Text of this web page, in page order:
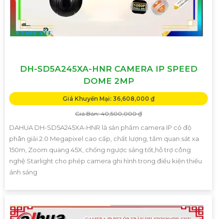
DH-SD5A245XA-HNR CAMERA IP SPEED
DOME 2MP
Giá Khuyến Mại: 36,608,000 ₫
Giá Bán: 40,500,000 ₫
DAHUA DH-SD5A245XA-HNR là sản phẩm camera IP có độ
phân giải 2.0 Megapixel cao cấp, chất lượng, tầm quan sát xa
150m, Zoom quang 45X, chống ngược sáng tốt,hỗ trợ công
nghệ Starlight cho phép camera ghi hình trong điều kiện thiếu
ánh sáng